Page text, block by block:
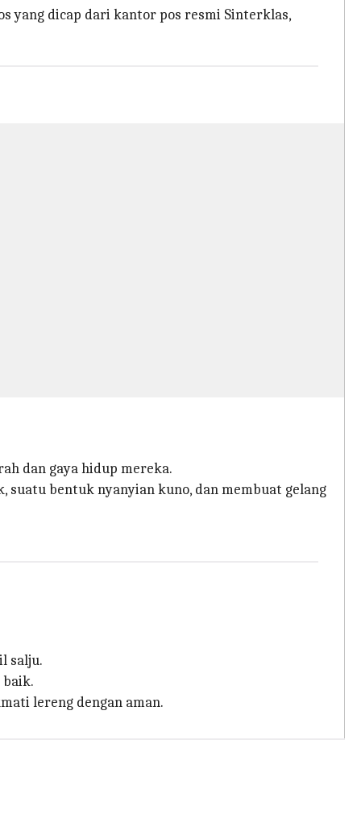
yang dicap dari kantor pos resmi Sinterklas,
dan gaya hidup mereka.
bentuk nyanyian kuno, dan membuat gelang
salju.
baik.
lereng dengan aman.